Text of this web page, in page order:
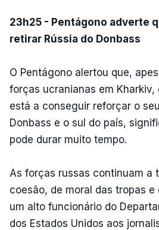
23h25 - Pentágono adverte
retirar Rússia do Donbass
O Pentágono alertou que,
forças ucranianas em Kharkiv,
está a conseguir reforçar o
Donbass e o sul do país,
pode durar muito tempo.
As forças russas continuam a
coesão, de moral das tropas
um alto funcionário do
dos Estados Unidos aos